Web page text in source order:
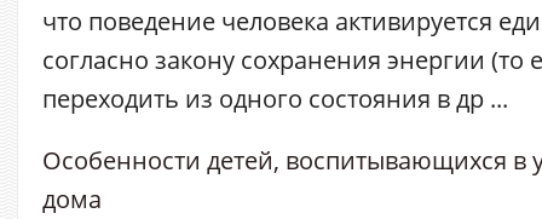
что поведение человека активируется
согласно закону сохранения энергии (то
переходить из одного состояния в др ...
Особенности детей, воспитывающихся в
дома